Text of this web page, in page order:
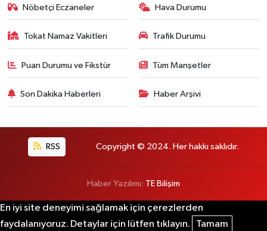
Nöbetçi Eczaneler Hava Durumu
Tokat Namaz Vakitleri Trafik Durumu
Puan Durumu ve Fikstür Tüm Manşetler
Son Dakika Haberleri Haber Arşivi
RSS Copyright © 2024. Her hakkı saklıdır.
Haber Yazılımı: TE Bilişim
En iyi site deneyimi sağlamak için çerezlerden
faydalanıyoruz. Detaylar için lütfen tıklayın.
Tamam